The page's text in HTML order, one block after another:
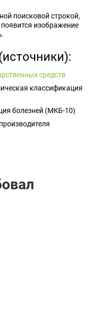
поисковой строкой,
изображение
средств
классификация
болезней (МКБ-10)